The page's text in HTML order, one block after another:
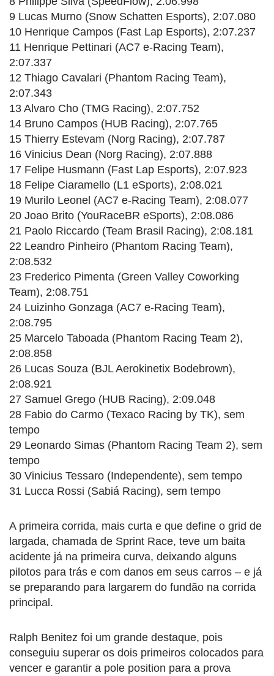
9 Lucas Murno (Snow Schatten Esports), 2:07.080
10 Henrique Campos (Fast Lap Esports), 2:07.237
11 Henrique Pettinari (AC7 e-Racing Team),
2:07.337
12 Thiago Cavalari (Phantom Racing Team),
2:07.343
13 Alvaro Cho (TMG Racing), 2:07.752
14 Bruno Campos (HUB Racing), 2:07.765
15 Thierry Estevam (Norg Racing), 2:07.787
16 Vinicius Dean (Norg Racing), 2:07.888
17 Felipe Husmann (Fast Lap Esports), 2:07.923
18 Felipe Ciaramello (L1 eSports), 2:08.021
19 Murilo Leonel (AC7 e-Racing Team), 2:08.077
20 Joao Brito (YouRaceBR eSports), 2:08.086
21 Paolo Riccardo (Team Brasil Racing), 2:08.181
22 Leandro Pinheiro (Phantom Racing Team),
2:08.532
23 Frederico Pimenta (Green Valley Coworking
Team), 2:08.751
24 Luizinho Gonzaga (AC7 e-Racing Team),
2:08.795
25 Marcelo Taboada (Phantom Racing Team 2),
2:08.858
26 Lucas Souza (BJL Aerokinetix Bodebrown),
2:08.921
27 Samuel Grego (HUB Racing), 2:09.048
28 Fabio do Carmo (Texaco Racing by TK), sem
tempo
29 Leonardo Simas (Phantom Racing Team 2), sem
tempo
30 Vinicius Tessaro (Independente), sem tempo
31 Lucca Rossi (Sabiá Racing), sem tempo
A primeira corrida, mais curta e que define o grid de
largada, chamada de Sprint Race, teve um baita
acidente já na primeira curva, deixando alguns
pilotos para trás e com danos em seus carros – e já
se preparando para largarem do fundão na corrida
principal.
Ralph Benitez foi um grande destaque, pois
conseguiu superar os dois primeiros colocados para
vencer e garantir a pole position para a prova